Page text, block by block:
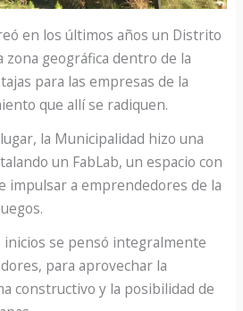
en los últimos años un Distrito
zona geográfica dentro de la
para las empresas de la
que allí se radiquen.
la Municipalidad hizo una
un FabLab, un espacio con
impulsar a emprendedores de la
inicios se pensó integralmente
para aprovechar la
constructivo y la posibilidad de